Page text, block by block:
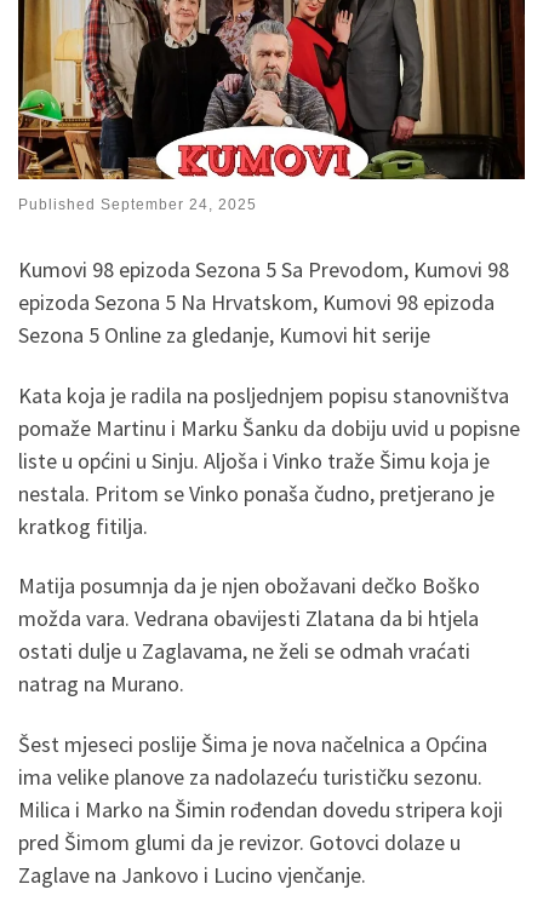
Published September 24, 2025
Kumovi 98 epizoda Sezona 5 Sa Prevodom, Kumovi 98
epizoda Sezona 5 Na Hrvatskom, Kumovi 98 epizoda
Sezona 5 Online za gledanje, Kumovi hit serije
Kata koja je radila na posljednjem popisu stanovništva
pomaže Martinu i Marku Šanku da dobiju uvid u popisne
liste u općini u Sinju. Aljoša i Vinko traže Šimu koja je
nestala. Pritom se Vinko ponaša čudno, pretjerano je
kratkog fitilja.
Matija posumnja da je njen obožavani dečko Boško
možda vara. Vedrana obavijesti Zlatana da bi htjela
ostati dulje u Zaglavama, ne želi se odmah vraćati
natrag na Murano.
Šest mjeseci poslije Šima je nova načelnica a Općina
ima velike planove za nadolazeću turističku sezonu.
Milica i Marko na Šimin rođendan dovedu stripera koji
pred Šimom glumi da je revizor. Gotovci dolaze u
Zaglave na Jankovo i Lucino vjenčanje.